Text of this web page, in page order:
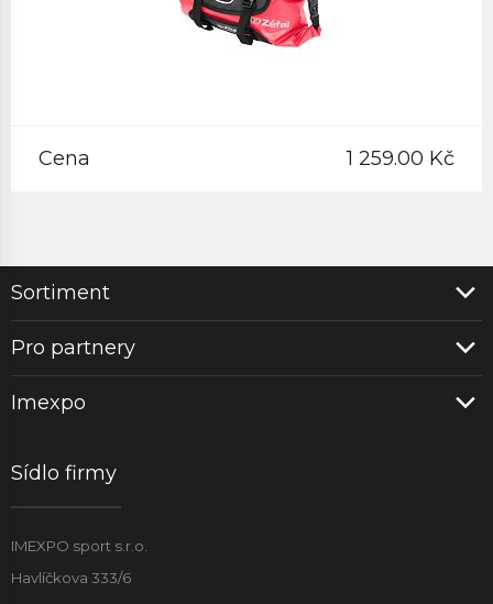
Cena 1 259.00 Kč
Sortiment
Pro partnery
Imexpo
Sídlo firmy
IMEXPO sport s.r.o.
Havlíčkova 333/6